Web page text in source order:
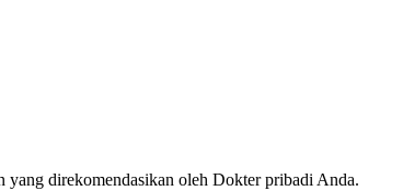
yang direkomendasikan oleh Dokter pribadi Anda.